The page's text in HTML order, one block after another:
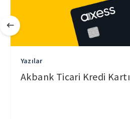
Yazılar
Akbank Ticari Kredi Kartı